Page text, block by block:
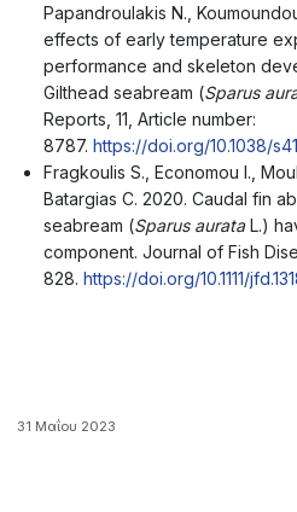
Papandroulakis N.,
effects of early temperature
performance and skeleton
Gilthead seabream (Sparus
Reports, 11, Article number:
8787. https://doi.org/10.1038/
Fragkoulis S., Economou I.,
Batargias C. 2020. Caudal fin
seabream (Sparus aurataL.)
component. Journal of Fish
828. https://doi.org/10.1111/
31 Μαΐου 2023